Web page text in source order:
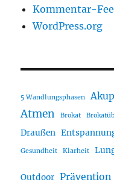
Kommentar-
WordPress.org
5 Wandlungsphasen
Atmen Brokat
Draußen
Gesundheit Klarheit
Outdoor Prävention